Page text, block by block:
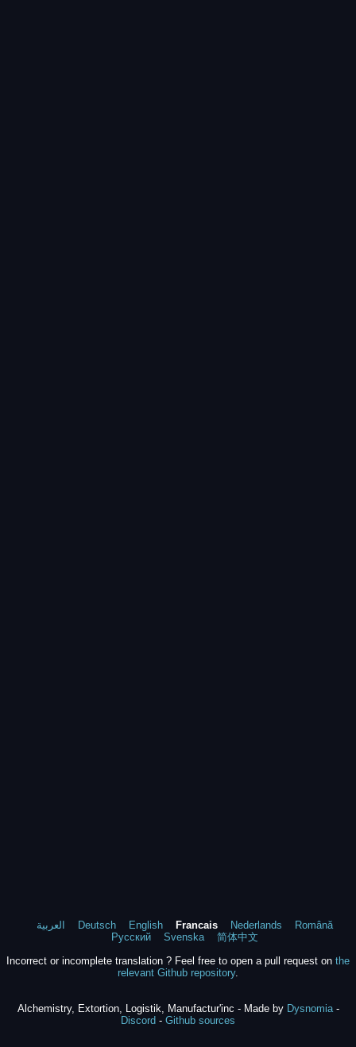
العربية Deutsch English Francais Nederlands
Română
Русский
Svenska
简体中文
Incorrect or incomplete translation ? Feel free to open a pull request on the
relevant Github repository.
Alchemistry, Extortion, Logistik, Manufactur'inc - Made by Dysnomia-
Discord - Github sources